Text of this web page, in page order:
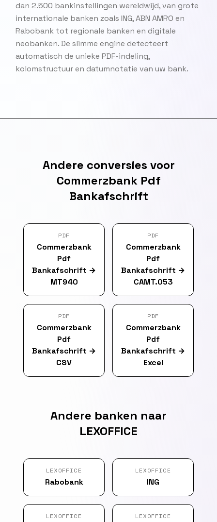
dan 2.500 bankinstellingen wereldwijd, van grote
internationale banken zoals ING, ABN AMRO en
Rabobank tot regionale banken en digitale
neobanken. De slimme engine detecteert
automatisch de unieke PDF-indeling,
kolomstructuur en datumnotatie van uw bank.
Andere conversies voor
Commerzbank Pdf
Bankafschrift
PDF
Commerzbank
Pdf
Bankafschrift →
MT940
PDF
Commerzbank
Pdf
Bankafschrift →
CAMT.053
PDF
Commerzbank
Pdf
Bankafschrift →
CSV
PDF
Commerzbank
Pdf
Bankafschrift →
Excel
Andere banken naar
LEXOFFICE
LEXOFFICE
Rabobank
LEXOFFICE
ING
LEXOFFICE LEXOFFICE